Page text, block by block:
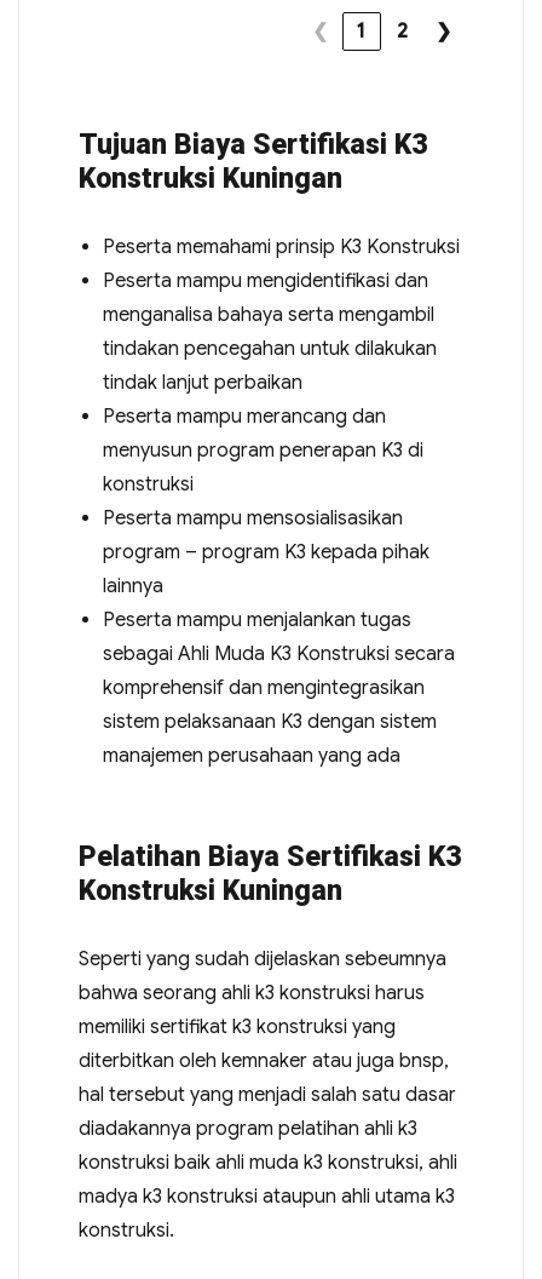
❮ 1 2 ❯
Tujuan Biaya Sertifikasi K3
Konstruksi Kuningan
Peserta memahami prinsip K3 Konstruksi
Peserta mampu mengidentifikasi dan
menganalisa bahaya serta mengambil
tindakan pencegahan untuk dilakukan
tindak lanjut perbaikan
Peserta mampu merancang dan
menyusun program penerapan K3 di
konstruksi
Peserta mampu mensosialisasikan
program – program K3 kepada pihak
lainnya
Peserta mampu menjalankan tugas
sebagai Ahli Muda K3 Konstruksi secara
komprehensif dan mengintegrasikan
sistem pelaksanaan K3 dengan sistem
manajemen perusahaan yang ada
Pelatihan Biaya Sertifikasi K3
Konstruksi Kuningan
Seperti yang sudah dijelaskan sebeumnya
bahwa seorang ahli k3 konstruksi harus
memiliki sertifikat k3 konstruksi yang
diterbitkan oleh kemnaker atau juga bnsp,
hal tersebut yang menjadi salah satu dasar
diadakannya program pelatihan ahli k3
konstruksi baik ahli muda k3 konstruksi, ahli
madya k3 konstruksi ataupun ahli utama k3
konstruksi.